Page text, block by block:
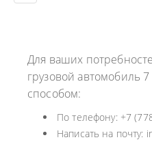
Для ваших
грузовой автомобиль
способом:
По телефону: +7
Написать на почту: